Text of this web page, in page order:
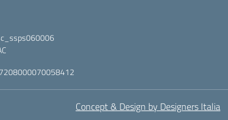
Concept & Design by Designers Italia